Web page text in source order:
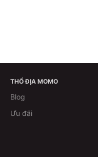
THỔ ĐỊA MOMO
Blog
Ưu đãi